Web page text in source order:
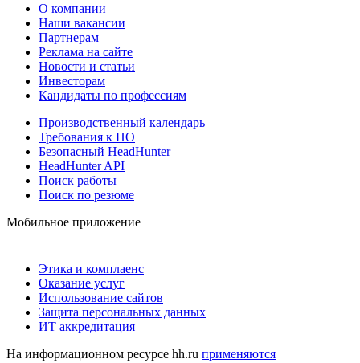
О компании
Наши вакансии
Партнерам
Реклама на сайте
Новости и статьи
Инвесторам
Кандидаты по профессиям
Производственный календарь
Требования к ПО
Безопасный HeadHunter
HeadHunter API
Поиск работы
Поиск по резюме
Мобильное приложение
Этика и комплаенс
Оказание услуг
Использование сайтов
Защита персональных данных
ИТ аккредитация
На информационном ресурсе hh.ru применяются